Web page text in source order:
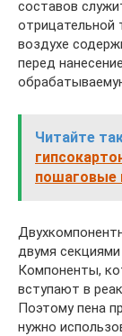
составов
отрицательной
воздухе
перед
Читайте
пошаговые
двумя
Компоненты,
вступают в
Поэтому пена
нужно